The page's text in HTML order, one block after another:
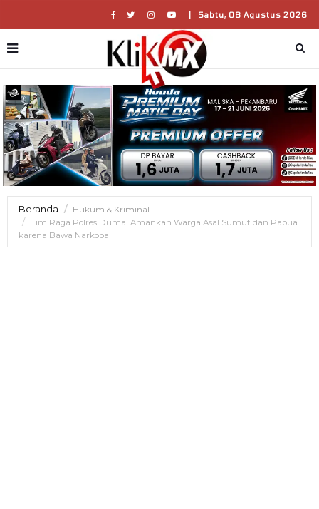
| Sabtu, 08 Agustus 2026
Beranda
Hukum & Kriminal
Tim Raga Polres Dumai Amankan Warga Asal Sumut dan Papua
karena Bawa Narkoba